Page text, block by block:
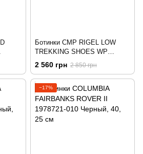
Ботинки CMP RIGEL LOW
TREKKING SHOES WP
3Q13247-72YF Черный
2 560 грн 2 850 грн
−17%